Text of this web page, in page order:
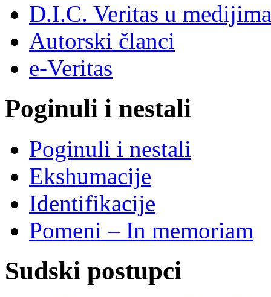
D.I.C. Veritas u medijima
Autorski članci
e-Veritas
Poginuli i nestali
Poginuli i nestali
Ekshumacije
Identifikacije
Pomeni – In memoriam
Sudski postupci